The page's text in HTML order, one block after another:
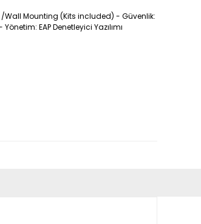
/Wall Mounting (Kits included) - Güvenlik:
EAP Denetleyici Yazılımı